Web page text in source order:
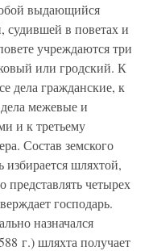
выдающийся
судившей в поветах и
учреждаются три
или гродский. К
дела гражданские, к
межевые и
и к третьему
Состав земского
избирается шляхтой,
четырех
господарь.
назначался
г.) шляхта получает